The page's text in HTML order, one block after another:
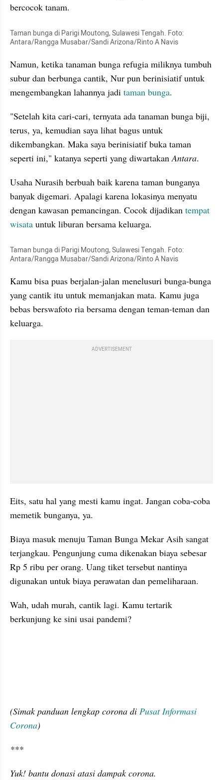
bercocok tanam.
Taman bunga di Parigi Moutong, Sulawesi Tengah. Foto:
Antara/Rangga Musabar/Sandi Arizona/Rinto A Navis
Namun, ketika tanaman bunga refugia miliknya tumbuh
subur dan berbunga cantik, Nur pun berinisiatif untuk
mengembangkan lahannya jadi taman bunga.
"Setelah kita cari-cari, ternyata ada tanaman bunga biji,
terus, ya, kemudian saya lihat bagus untuk
dikembangkan. Maka saya berinisiatif buka taman
seperti ini," katanya seperti yang diwartakan Antara.
Usaha Nurasih berbuah baik karena taman bunganya
banyak digemari. Apalagi karena lokasinya menyatu
dengan kawasan pemancingan. Cocok dijadikan tempat
wisata untuk liburan bersama keluarga.
Taman bunga di Parigi Moutong, Sulawesi Tengah. Foto:
Antara/Rangga Musabar/Sandi Arizona/Rinto A Navis
Kamu bisa puas berjalan-jalan menelusuri bunga-bunga
yang cantik itu untuk memanjakan mata. Kamu juga
bebas berswafoto ria bersama dengan teman-teman dan
keluarga.
ADVERTISEMENT
Eits, satu hal yang mesti kamu ingat. Jangan coba-coba
memetik bunganya, ya.
Biaya masuk menuju Taman Bunga Mekar Asih sangat
terjangkau. Pengunjung cuma dikenakan biaya sebesar
Rp 5 ribu per orang. Uang tiket tersebut nantinya
digunakan untuk biaya perawatan dan pemeliharaan.
Wah, udah murah, cantik lagi. Kamu tertarik
berkunjung ke sini usai pandemi?
(Simak panduan lengkap corona di Pusat Informasi
Corona)
***
Yuk! bantu donasi atasi dampak corona.